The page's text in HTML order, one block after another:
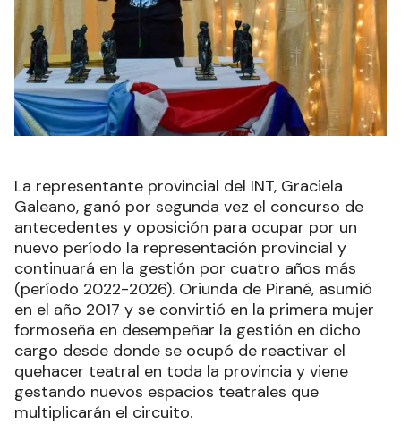
La representante provincial del INT, Graciela
Galeano, ganó por segunda vez el concurso de
antecedentes y oposición para ocupar por un
nuevo período la representación provincial y
continuará en la gestión por cuatro años más
(período 2022-2026). Oriunda de Pirané, asumió
en el año 2017 y se convirtió en la primera mujer
formoseña en desempeñar la gestión en dicho
cargo desde donde se ocupó de reactivar el
quehacer teatral en toda la provincia y viene
gestando nuevos espacios teatrales que
multiplicarán el circuito.